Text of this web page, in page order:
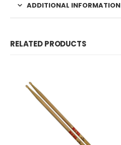
ADDITIONAL INFORMATION
RELATED PRODUCTS